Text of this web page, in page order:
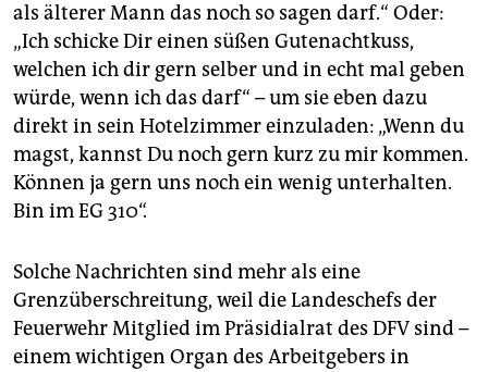
als älterer Mann das noch so sagen darf.“ Oder:
„Ich schicke Dir einen süßen Gutenachtkuss,
welchen ich dir gern selber und in echt mal geben
würde, wenn ich das darf“ – um sie eben dazu
direkt in sein Hotelzimmer einzuladen: „Wenn du
magst, kannst Du noch gern kurz zu mir kommen.
Können ja gern uns noch ein wenig unterhalten.
Bin im EG 310“.
Solche Nachrichten sind mehr als eine
Grenzüberschreitung, weil die Landeschefs der
Feuerwehr Mitglied im Präsidialrat des DFV sind –
einem wichtigen Organ des Arbeitgebers in